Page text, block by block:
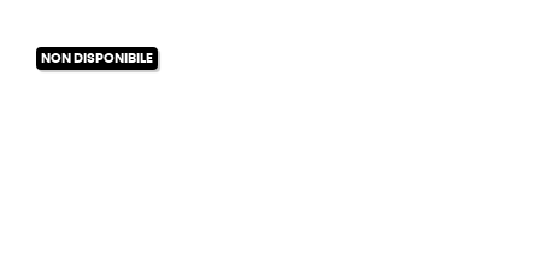
NON DISPONIBILE